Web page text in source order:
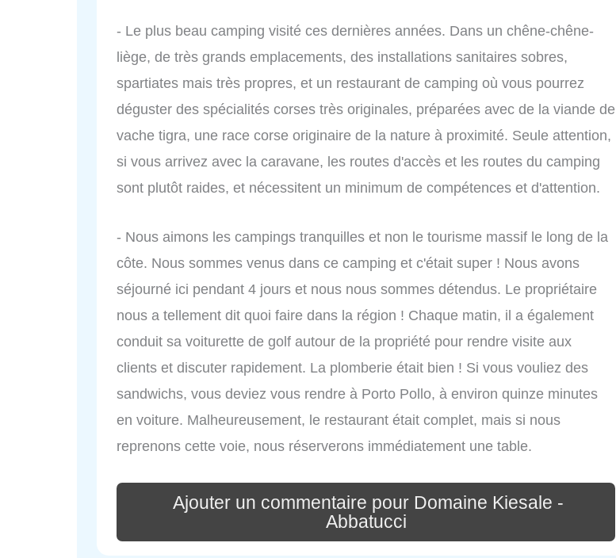
- Le plus beau camping visité ces dernières années. Dans un chêne-chêne-
liège, de très grands emplacements, des installations sanitaires sobres,
spartiates mais très propres, et un restaurant de camping où vous pourrez
déguster des spécialités corses très originales, préparées avec de la viande de
vache tigra, une race corse originaire de la nature à proximité. Seule attention,
si vous arrivez avec la caravane, les routes d'accès et les routes du camping
sont plutôt raides, et nécessitent un minimum de compétences et d'attention.
- Nous aimons les campings tranquilles et non le tourisme massif le long de la
côte. Nous sommes venus dans ce camping et c'était super ! Nous avons
séjourné ici pendant 4 jours et nous nous sommes détendus. Le propriétaire
nous a tellement dit quoi faire dans la région ! Chaque matin, il a également
conduit sa voiturette de golf autour de la propriété pour rendre visite aux
clients et discuter rapidement. La plomberie était bien ! Si vous vouliez des
sandwichs, vous deviez vous rendre à Porto Pollo, à environ quinze minutes
en voiture. Malheureusement, le restaurant était complet, mais si nous
reprenons cette voie, nous réserverons immédiatement une table.
Ajouter un commentaire pour Domaine Kiesale -
Abbatucci